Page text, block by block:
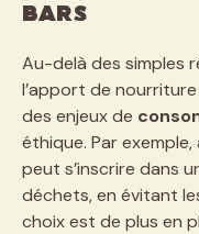
bars
Au-delà des simples
l’apport de
des enjeux de
éthique. Par
peut s’inscrire dans
déchets, en évitant
choix est de plus en